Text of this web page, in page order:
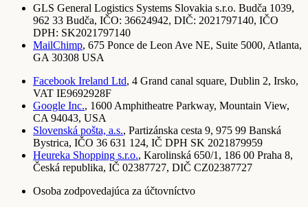
GLS General Logistics Systems Slovakia s.r.o. Budča 1039,
962 33 Budča, IČO: 36624942, DIČ: 2021797140, IČO
DPH: SK2021797140
MailChimp, 675 Ponce de Leon Ave NE, Suite 5000, Atlanta,
GA 30308 USA
Facebook Ireland Ltd, 4 Grand canal square, Dublin 2, Irsko,
VAT IE9692928F
Google Inc., 1600 Amphitheatre Parkway, Mountain View,
CA 94043, USA
Slovenská pošta, a.s., Partizánska cesta 9, 975 99 Banská
Bystrica, IČO 36 631 124, IČ DPH SK 2021879959
Heureka Shopping s.r.o., Karolinská 650/1, 186 00 Praha 8,
Česká republika, IČ 02387727, DIČ CZ02387727
Osoba zodpovedajúca za účtovníctvo